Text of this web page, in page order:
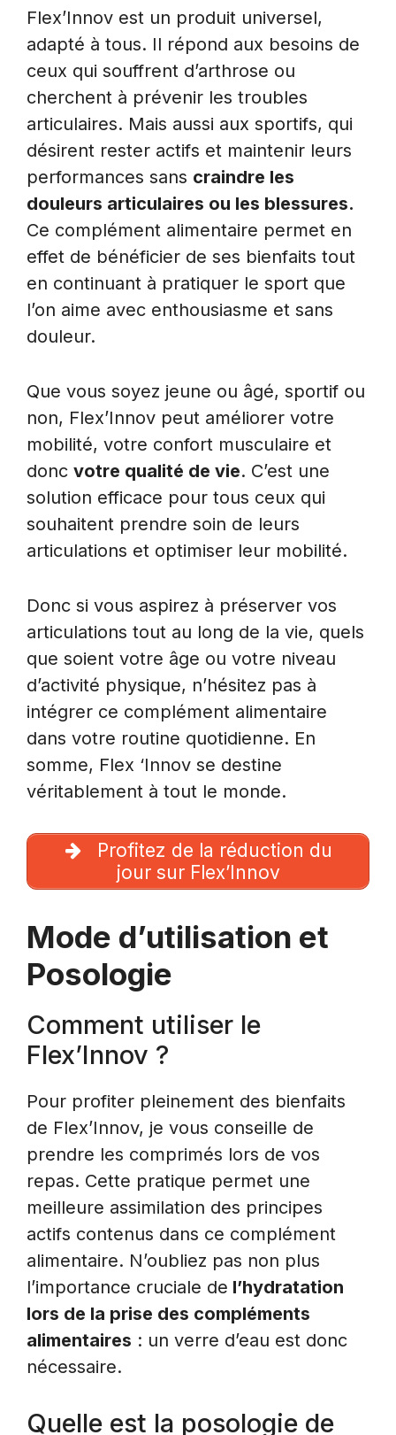
Flex’Innov est un produit universel,
adapté à tous. Il répond aux besoins de
ceux qui souffrent d’arthrose ou
cherchent à prévenir les troubles
articulaires. Mais aussi aux sportifs, qui
désirent rester actifs et maintenir leurs
performances sans craindre les
douleurs articulaires ou les blessures.
Ce complément alimentaire permet en
effet de bénéficier de ses bienfaits tout
en continuant à pratiquer le sport que
l’on aime avec enthousiasme et sans
douleur.
Que vous soyez jeune ou âgé, sportif ou
non, Flex’Innov peut améliorer votre
mobilité, votre confort musculaire et
donc votre qualité de vie. C’est une
solution efficace pour tous ceux qui
souhaitent prendre soin de leurs
articulations et optimiser leur mobilité.
Donc si vous aspirez à préserver vos
articulations tout au long de la vie, quels
que soient votre âge ou votre niveau
d’activité physique, n’hésitez pas à
intégrer ce complément alimentaire
dans votre routine quotidienne. En
somme, Flex ‘Innov se destine
véritablement à tout le monde.
Profitez de la réduction du
jour sur Flex’Innov
Mode d’utilisation et
Posologie
Comment utiliser le
Flex’Innov ?
Pour profiter pleinement des bienfaits
de Flex’Innov, je vous conseille de
prendre les comprimés lors de vos
repas. Cette pratique permet une
meilleure assimilation des principes
actifs contenus dans ce complément
alimentaire. N’oubliez pas non plus
l’importance cruciale de l’hydratation
lors de la prise des compléments
alimentaires : un verre d’eau est donc
nécessaire.
Quelle est la posologie de